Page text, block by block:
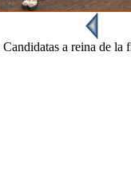
Candidatas a reina de la